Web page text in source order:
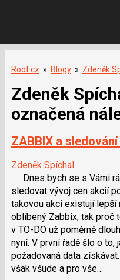
Root.cz » Blogy » Zdeněk
Zdeněk
označená
ZABBIX a
Zdeněk Spíchal
Dnes bych se s Vámi
sledovat vývoj cen akcií
takovou akci existují lepší
oblíbený Zabbix, tak proč
v TO-DO už poměrně
nyní. V první řadě šlo o
požadovaná data
však všude a pro vše…